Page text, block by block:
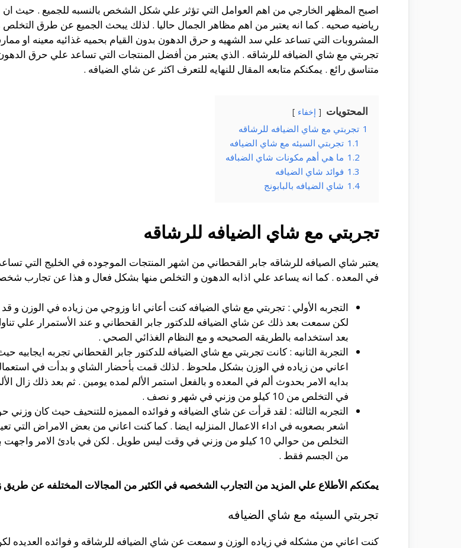
اصبح المظهر الخارجي من اهم العوامل التي تؤثر علي شكل الشخص بالنسبه للجميع . حيث
رياضيه صحيه . كما انه يعتبر من اهم مظاهر الجمال حاليا . لذلك يبحث الجميع عن طرق التخلص
المشروبات التي تساعد علي سد الشهيه و حرق الدهون بدون القيام بحميه غذائيه معينه او
تجربتي مع شاي الضيافه للرشاقه . الذي يعتبر من أفضل المنتجات التي تساعد علي حرق
متناسق رائع . يمكنكم متابعه المقال للنهايه للتعرف اكثر عن شاي الضيافه .
المحتويات إخفاء
1 تجربتي مع شاي الضيافه للرشاقه
1.1 تجربتي السيئه مع شاي الضيافه
1.2 ما هي أهم مكونات شاي الضبافه
1.3 فوائد شاي الضيافه
1.4 شاي الضيافه بالبابونج
تجربتي مع شاي الضيافه للرشاقه
يعتبر شاي الصيافه للرشاقه جابر القحطاني من اشهر المنتجات الموجوده في الخليج التي
في المعده . كما انه يساعد علي اذابه الدهون و التخلص منها بشكل فعال و هذا عن تجارب
التجربه الأولي : تجربتي مع شاي الضيافه كنت أعاني انا وزوجي من زياده في الوزن و قد
لكن سمعت بعد ذلك عن شاي الضيافه للدكتور جابر القحطاني و عند الأستمرار علي
بعد استخدامه بالطريقه الصحيحه و مع النظام الغذائي الصحي .
التجربة الثانيه : كانت تجربتي مع شاي الضيافه للدكتور جابر القحطاني تجربه
اعاني من زياده في الوزن بشكل ملحوظ . لذلك قمت بأحضار الشاي و بدأت في
بدايه الامر بحدوث ألم في المعده و بالفعل استمر الألم لمده يومين . ثم بعد ذلك
في التخلص من 10 كيلو من وزني في شهر و نصف .
التجربه الثالثه : لقد قرأت عن شاي الضيافه و فوائده المميزه للتنحيف حيث كان
اشعر بصعوبه في اداء الاعمال المنزليه ايضا . كما كنت اعاني من بعض الامراض
التخلص من حوالي 10 كيلو من وزني في وقت ليس طويل . لكن في بادئ
من الجسم فقط .
يمكنكم الأطلاع علي المزيد من التجارب الشخصيه في الكثير من المجالات المختلفه عن طريق
تجربتي السيئه مع شاي الضيافه
كنت اعاني من مشكله في زياده الوزن و سمعت عن شاي الضيافه للرشاقه و فوائده العديده